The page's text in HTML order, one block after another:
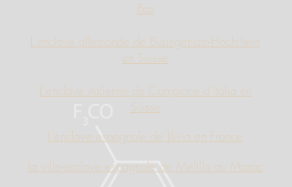
Bas
L'enclave allemande de Büsingen-am-Hochrhein
en Suisse
L'enclave italienne de Campione d’Italia en
Suisse
L'enclave espagnale de Llivia en France
La ville-enclave espagnole de Melilla au Maroc